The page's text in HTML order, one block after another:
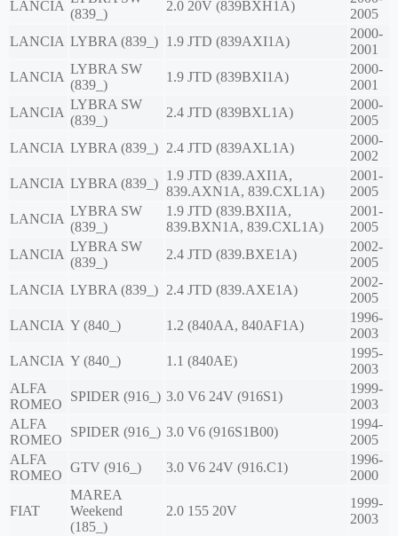
LANCIA
(839_)
2.0 20V (839BXH1A)
2005
LANCIA LYBRA (839_) 1.9 JTD (839AXI1A)
2000-
2001
LANCIA
LYBRA SW
(839_)
1.9 JTD (839BXI1A)
2000-
2001
LANCIA
LYBRA SW
(839_)
2.4 JTD (839BXL1A)
2000-
2005
LANCIA LYBRA (839_) 2.4 JTD (839AXL1A)
2000-
2002
LANCIA LYBRA (839_)
1.9 JTD (839.AXI1A,
839.AXN1A, 839.CXL1A)
2001-
2005
LANCIA
LYBRA SW
(839_)
1.9 JTD (839.BXI1A,
839.BXN1A, 839.CXL1A)
2001-
2005
LANCIA
LYBRA SW
(839_)
2.4 JTD (839.BXE1A)
2002-
2005
LANCIA LYBRA (839_) 2.4 JTD (839.AXE1A)
2002-
2005
LANCIA Y (840_) 1.2 (840AA, 840AF1A)
1996-
2003
LANCIA Y (840_) 1.1 (840AE)
1995-
2003
ALFA
ROMEO
SPIDER (916_) 3.0 V6 24V (916S1)
1999-
2003
ALFA
ROMEO
SPIDER (916_) 3.0 V6 (916S1B00)
1994-
2005
ALFA
ROMEO
GTV (916_) 3.0 V6 24V (916.C1)
1996-
2000
FIAT
MAREA
Weekend
(185_)
2.0 155 20V
1999-
2003